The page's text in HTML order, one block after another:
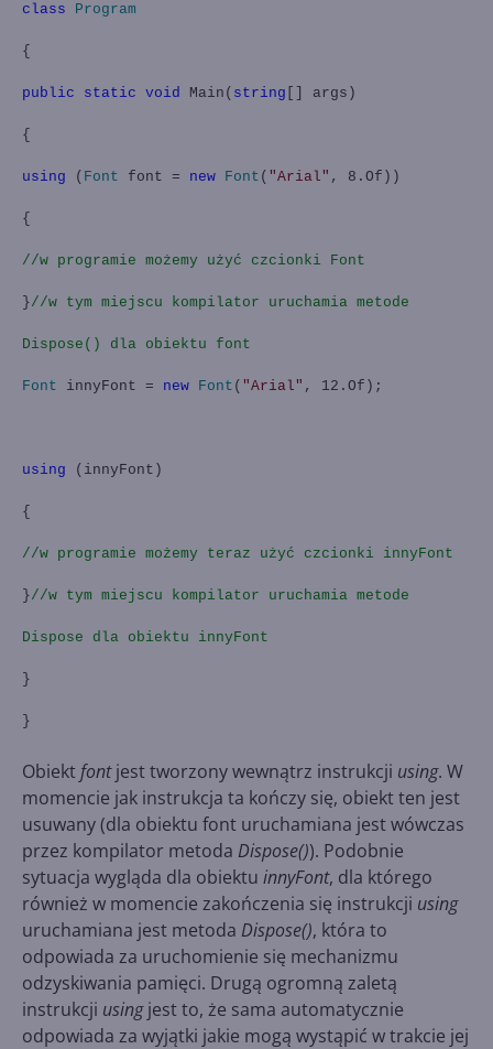
class Program
{
public static void Main ( string [] args)
{
using ( Font font = new Font ( "Arial" , 8.Of))
{
//w programie możemy użyć czcionki Font
}//w tym miejscu kompilator uruchamia metode
Dispose() dla obiektu font
Font innyFont = new Font ( "Arial" , 12.Of);
using (innyFont)
{
//w programie możemy teraz użyć czcionki innyFont
}//w tym miejscu kompilator uruchamia metode
Dispose dla obiektu innyFont
}
}
Obiekt fontjest tworzony wewnątrz instrukcji using. W
momencie jak instrukcja ta kończy się, obiekt ten jest
usuwany (dla obiektu font uruchamiana jest wówczas
przez kompilator metoda Dispose()). Podobnie
sytuacja wygląda dla obiektu innyFont, dla którego
również w momencie zakończenia się instrukcji using
uruchamiana jest metoda Dispose(), która to
odpowiada za uruchomienie się mechanizmu
odzyskiwania pamięci. Drugą ogromną zaletą
instrukcji usingjest to, że sama automatycznie
odpowiada za wyjątki jakie mogą wystąpić w trakcie jej